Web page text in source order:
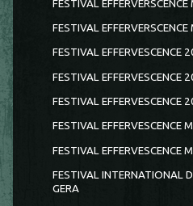
FESTIVAL
FESTIVAL
FESTIVAL EFFERVESCENCE
FESTIVAL EFFERVESCENCE
FESTIVAL EFFERVESCENCE
FESTIVAL EFFERVESCENCE
FESTIVAL EFFERVESCENCE
FESTIVAL INTERNATIONAL
GERA